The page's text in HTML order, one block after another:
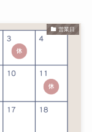
営業日